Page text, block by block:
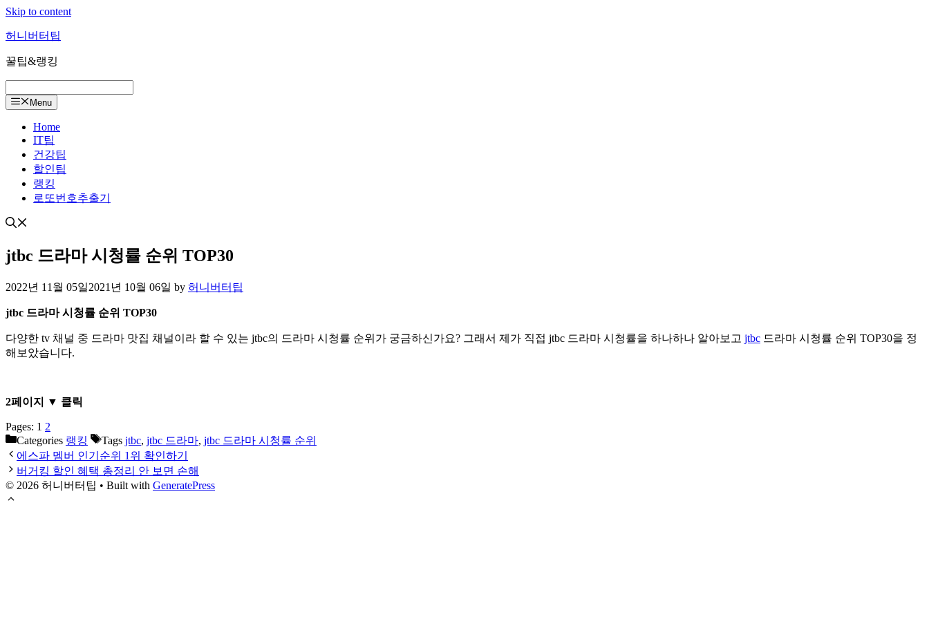
Skip to content
허니버터팁
꿀팁&랭킹
Menu
Home
IT팁
건강팁
할인팁
랭킹
로또번호추출기
jtbc 드라마 시청률 순위 TOP30
2022년 11월 05일2021년 10월 06일 by 허니버터팁
jtbc 드라마 시청률 순위 TOP30
다양한 tv 채널 중 드라마 맛집 채널이라 할 수 있는 jtbc의 드라마 시청률 순위가 궁금하신가요? 그래서 제가 직접 jtbc 드라마 시청률을 하나하나 알아보고 jtbc 드라마 시청률 순위 TOP30을 정
해보았습니다.
2페이지 ▼ 클릭
Pages: 1 2
Categories 랭킹 Tags jtbc, jtbc 드라마, jtbc 드라마 시청률 순위
에스파 멤버 인기순위 1위 확인하기
버거킹 할인 혜택 총정리 안 보면 손해
© 2026 허니버터팁 • Built with GeneratePress